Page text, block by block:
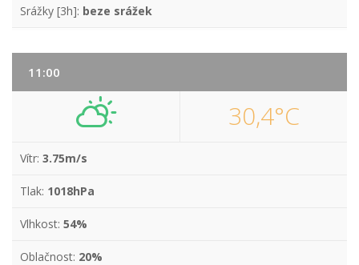
Srážky [3h]: beze srážek
11:00
30,4°C
Vítr: 3.75m/s
Tlak: 1018hPa
Vlhkost: 54%
Oblačnost: 20%